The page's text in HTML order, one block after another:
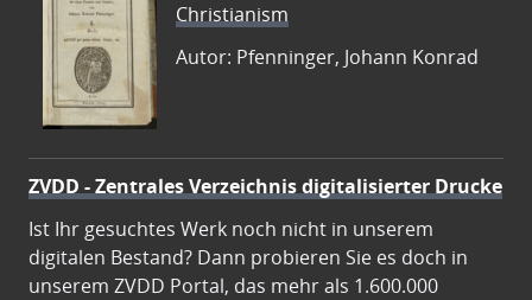
Christianism
Autor: Pfenninger, Johann Konrad
ZVDD - Zentrales Verzeichnis digitalisierter Drucke
Ist Ihr gesuchtes Werk noch nicht in unserem
digitalen Bestand? Dann probieren Sie es doch in
unserem ZVDD Portal, das mehr als 1.600.000